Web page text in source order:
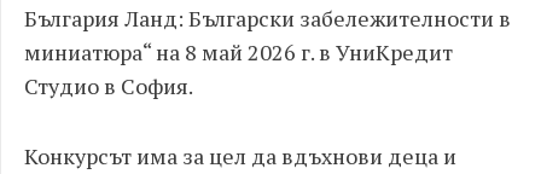
България Ланд: Български забележителности в
миниатюра“ на 8 май 2026 г. в УниКредит
Студио в София.
Конкурсът има за цел да вдъхнови деца и